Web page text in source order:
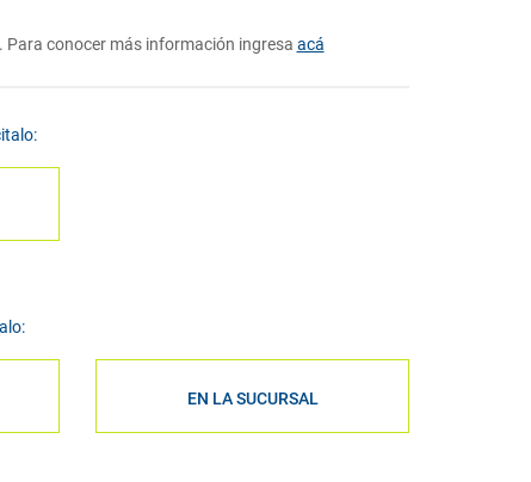
Para conocer más información ingresa acá
EN LA SUCURSAL